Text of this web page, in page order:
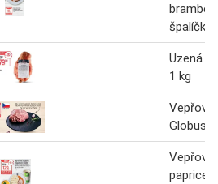
špalíčky
Uzená
1 kg
Vepřová
Globus
Vepřová
paprice s